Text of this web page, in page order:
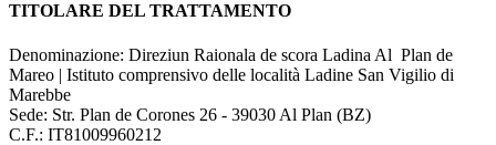
TITOLARE DEL TRATTAMENTO
Denominazione: Direziun Raionala de scora Ladina Al Plan de
Mareo | Istituto comprensivo delle località Ladine San Vigilio di
Marebbe
Sede: ​Str. Plan de Corones 26 - 39030 Al Plan (BZ)
C.F.: IT81009960212